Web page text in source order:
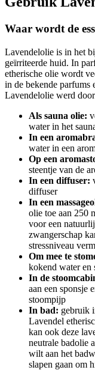
Waar wordt de
Lavendelolie is in het
geïrriteerde huid. In
etherische olie wordt
in de bekende parfums
Lavendelolie werd
Als sauna olie:
water in het
In een
water in een
Op een
steentje van de
In een diffuser:
diffuser
In een
olie toe aan 250
voor een
zwangerschap
stressniveau
Om mee te
kokend water en
In de
aan een sponsje
stoompijp
In bad: gebruik
Lavendel
kan ook deze
neutrale badolie
wilt aan het
slapen gaan om